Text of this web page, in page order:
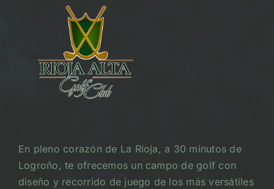
En pleno corazón de La Rioja, a 30 minutos de
Logroño, te ofrecemos un campo de golf con
diseño y recorrido de juego de los más versátiles